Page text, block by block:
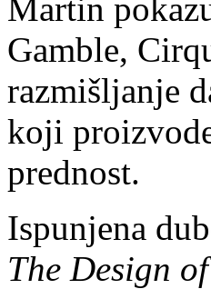
Martin
Gamble,
razmišljanje
koji
prednost.
Ispunjena
The Design